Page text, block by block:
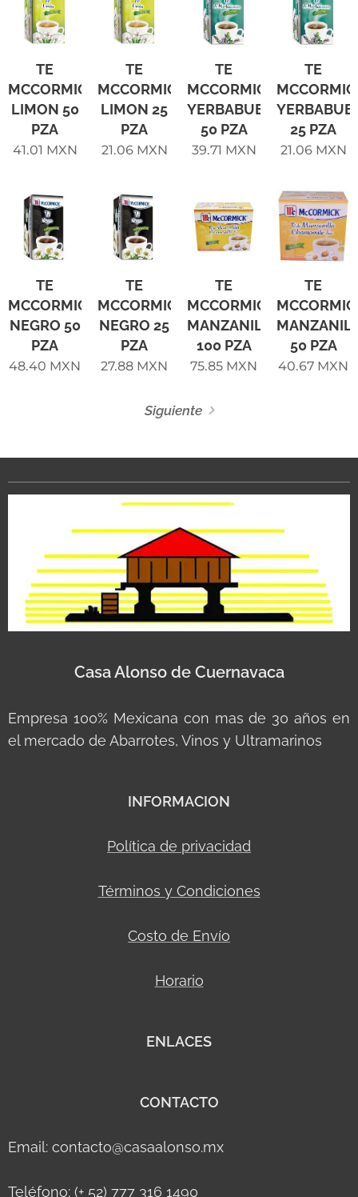
TE
MCCORMICK
LIMON 50
PZA
41.01 MXN
TE
MCCORMICK
LIMON 25
PZA
21.06MXN
TE
MCCORMICK
YERBABUENA
50 PZA
39.71 MXN
TE
25 PZA
21.06MXN
TE
MCCORMICK
NEGRO 50
PZA
48.40 MXN
TE
MCCORMICK
NEGRO 25
PZA
27.88 MXN
TE
MCCORMICK
MANZANILLA
100 PZA
75.85 MXN
TE
50 PZA
40.67 MXN
Siguiente
Casa Alonso de Cuernavaca
Empresa 100% Mexicana con mas de 30 años en
el mercado de Abarrotes, Vinos y Ultramarinos
INFORMACION
Política de privacidad
Términos y Condiciones
Costo de Envío
Horario
ENLACES
CONTACTO
Email: contacto@casaalonso.mx
Teléfono: (+ 52) 777 316 1490